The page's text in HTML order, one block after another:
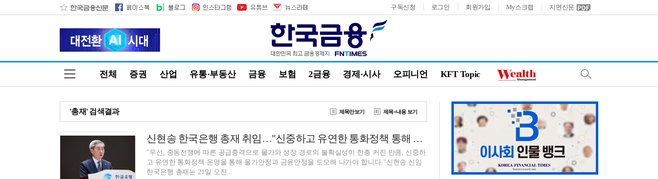
구독신청 로그인 회원가입 My스크랩 지면신문
전체 증권 산업 유통·부동산 금융 보험 2금융 경제·시사 오피니언 KFT Topic
'총재' 검색결과 제목만보기 제목+내용 보기
신현송 한국은행 총재 취임…"신중하고 유연한 통화정책 통해 물가·금융안정"(종합)
"우선, 중동전쟁에 따른 공급충격으로 물가와 성장 경로의 불확실성이 한층 커진 만큼, 신중하
고 유연한 통화정책 운영을 통해 물가안정과 금융안정을 도모해 나가야 합니다."신현송 신임
한국은행 총재는 21일 오전...